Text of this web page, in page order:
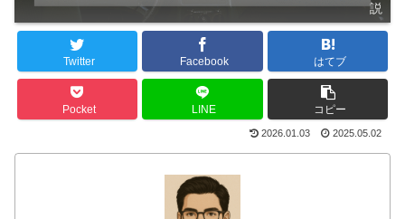
説
Twitter Facebook はてブ
Pocket LINE コピー
2026.01.03 2025.05.02